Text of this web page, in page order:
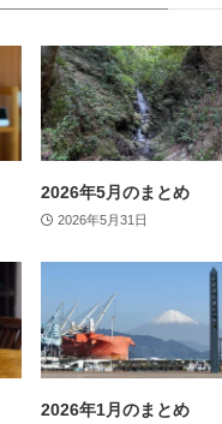
2026年5月のまとめ
2026年5月31日
2026年1月のまとめ